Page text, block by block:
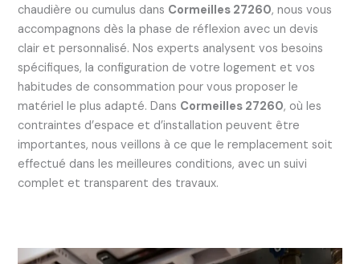
chaudière ou cumulus dans Cormeilles 27260, nous vous
accompagnons dès la phase de réflexion avec un devis
clair et personnalisé. Nos experts analysent vos besoins
spécifiques, la configuration de votre logement et vos
habitudes de consommation pour vous proposer le
matériel le plus adapté. Dans Cormeilles 27260, où les
contraintes d’espace et d’installation peuvent être
importantes, nous veillons à ce que le remplacement soit
effectué dans les meilleures conditions, avec un suivi
complet et transparent des travaux.